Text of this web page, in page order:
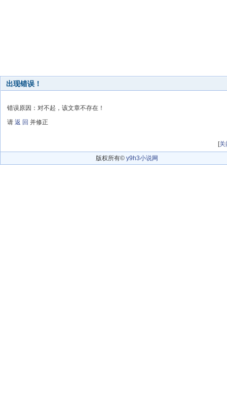
出现错误！
错误原因：对不起，该文章不存在！
请 返 回 并修正
[关
版权所有© y9h3小说网